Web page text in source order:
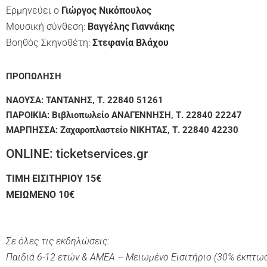
Ερμηνεύει ο Γιώργος Νικόπουλος
Μουσική σύνθεση: Βαγγέλης Γιαννάκης
Βοηθός Σκηνοθέτη: Στεφανία Βλάχου
ΠΡΟΠΩΛΗΣΗ
ΝAΟΥΣΑ: ΤΑΝΤΑΝΗΣ, Τ. 22840 51261
ΠΑΡΟΙΚΙA: Βιβλιοπωλείο ΑΝΑΓΕΝΝΗΣΗ, Τ. 22840 22247
ΜΑΡΠΗΣΣΑ: Ζαχαροπλαστείο ΝΙΚΗΤΑΣ, Τ. 22840 42230
ONLINE: ticketservices.gr
ΤΙΜΗ ΕΙΣΙΤΗΡΙΟΥ 15€
ΜΕΙΩΜΕΝΟ 10€
Σε όλες τις εκδηλώσεις:
Παιδιά 6-12 ετών & ΑΜΕΑ – Μειωμένο Εισιτήριο (30%